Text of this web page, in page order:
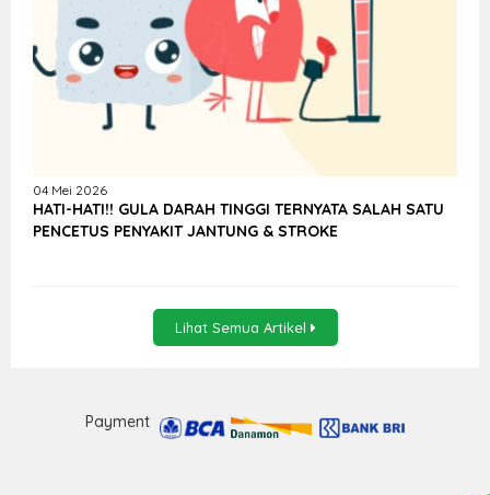
04 Mei 2026
HATI-HATI!! GULA DARAH TINGGI TERNYATA SALAH SATU
PENCETUS PENYAKIT JANTUNG & STROKE
Lihat Semua Artikel
Payment